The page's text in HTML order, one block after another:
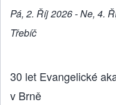
Pá, 2. Říj 2026 - Ne, 4.
Třebíč
30 let Evangelické
v Brně